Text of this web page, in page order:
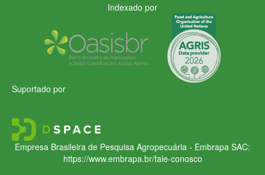
Indexado por
Suportado por
Empresa Brasileira de Pesquisa Agropecuária - Embrapa SAC:
https://www.embrapa.br/fale-conosco